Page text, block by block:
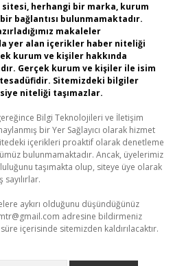
herhangi bir marka, kurum
bağlantısı bulunmamaktadır.
makaleler
yer alan içerikler haber niteliği
kurum ve kişiler hakkında
Gerçek kurum ve kişiler ile isim
Sitemizdeki bilgiler
niteliği taşımazlar.
Bilgi Teknolojileri ve İletişim
bir Yer Sağlayıcı olarak hizmet
içerikleri proaktif olarak denetleme
bulunmamaktadır. Ancak, üyelerimiz
taşımakta olup, siteye üye olarak
aykırı olduğunu düşündüğünüz
adresine bildirmeniz
içerisinde sitemizden kaldırılacaktır.